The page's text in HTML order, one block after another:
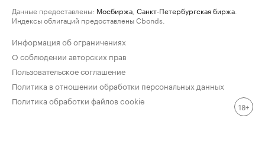
Данные предоставлены: Мосбиржа Санкт-Петербургская биржа
Индексы облигаций предоставлены Cbonds.
Информация об ограничениях
О соблюдении авторских прав
Пользовательское соглашение
Политика в отношении обработки персональных данных
Политика обработки файлов cookie
18+